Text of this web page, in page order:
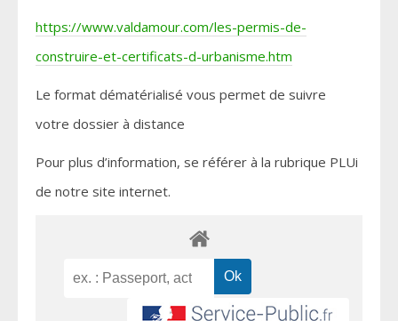
https://www.valdamour.com/les-permis-de-
construire-et-certificats-d-urbanisme.htm
Le format dématérialisé vous permet de suivre
votre dossier à distance
Pour plus d’information, se référer à la rubrique PLUi
de notre site internet.